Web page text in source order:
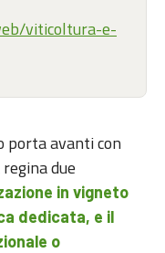
viticoltura-e-
porta avanti con
due
in vigneto
dedicata, e il
o